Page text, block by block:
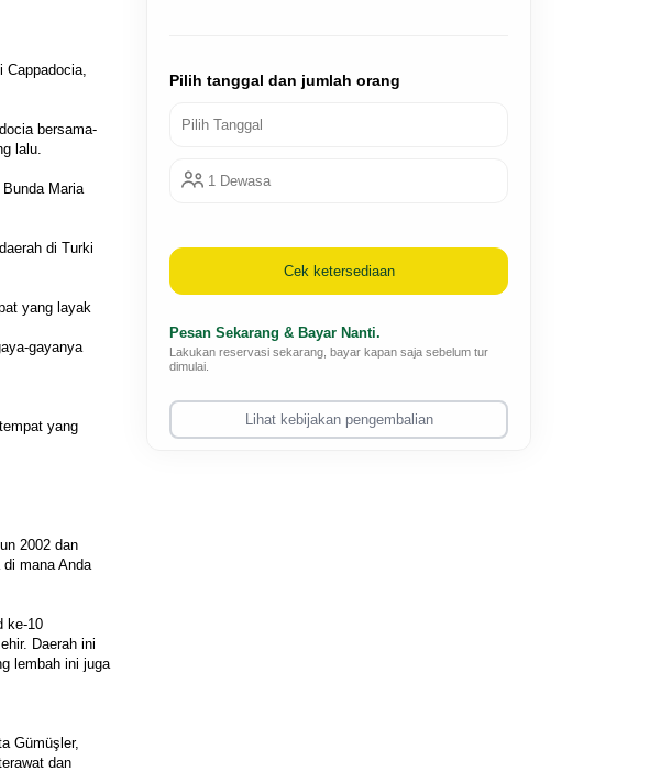
Cappadocia,
bersama-
lalu.
Maria
di Turki
yang layak
gayanya
yang
2002 dan
mana Anda
ke-10
Daerah ini
lembah ini juga
Gümüşler,
dan
Pilih tanggal dan jumlah orang
Pilih Tanggal
1 Dewasa
Cek ketersediaan
Pesan Sekarang & Bayar Nanti.
Lakukan reservasi sekarang, bayar kapan saja sebelum tur
dimulai.
Lihat kebijakan pengembalian